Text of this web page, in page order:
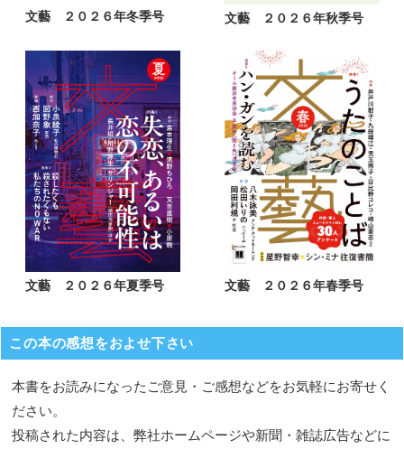
文藝 ２０２６年冬季号 文藝 ２０２６年秋季号
文藝 ２０２６年夏季号 文藝 ２０２６年春季号
この本の感想をおよせ下さい
本書をお読みになったご意見・ご感想などをお気軽にお寄せく
ださい。
投稿された内容は、弊社ホームページや新聞・雑誌広告などに